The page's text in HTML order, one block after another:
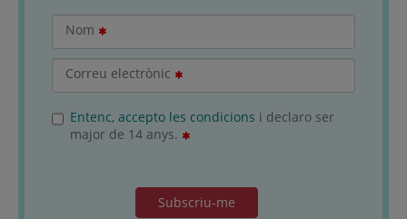
Nom
Correu electrònic
Entenc, accepto les condicions i declaro ser
major de 14 anys.
Subscriu-me